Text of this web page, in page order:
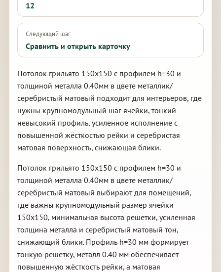
12
Следующий шаг
Сравнить и открыть карточку
Потолок грильято 150х150 с профилем h=30 и
толщиной металла 0.40мм в цвете металлик/
серебристый матовый подходит для интерьеров, где
нужны крупномодульный шаг ячейки, тонкий
невысокий профиль, усиленное исполнение с
повышенной жёсткостью рейки и серебристая
матовая поверхность, снижающая блики.
Потолок грильято 150х150 с профилем h=30 и
толщиной металла 0.40мм в цвете металлик/
серебристый матовый выбирают для помещений,
где важны крупномодульный размер ячейки
150х150, минимальная высота решетки, усиленная
толщина металла и серебристый матовый тон,
снижающий блики. Профиль h=30 мм формирует
тонкую решетку, металл 0.40 мм обеспечивает
повышенную жёсткость рейки, а матовая